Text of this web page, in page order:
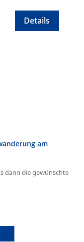
Details
am
dann die gewünschte